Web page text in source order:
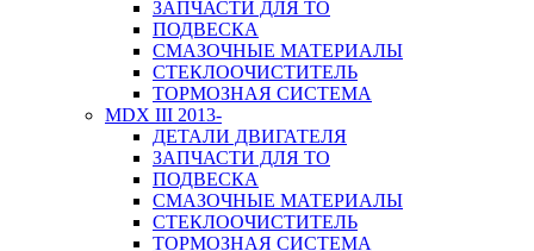
ЗАПЧАСТИ ДЛЯ ТО
ПОДВЕСКА
СМАЗОЧНЫЕ МАТЕРИАЛЫ
СТЕКЛООЧИСТИТЕЛЬ
ТОРМОЗНАЯ СИСТЕМА
MDX III 2013-
ДЕТАЛИ ДВИГАТЕЛЯ
ЗАПЧАСТИ ДЛЯ ТО
ПОДВЕСКА
СМАЗОЧНЫЕ МАТЕРИАЛЫ
СТЕКЛООЧИСТИТЕЛЬ
ТОРМОЗНАЯ СИСТЕМА